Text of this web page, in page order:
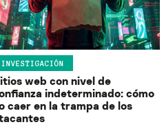
INVESTIGACIÓN
web con nivel de
indeterminado: cómo
caer en la trampa de los